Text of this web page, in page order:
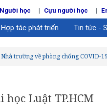
Người học Cựu người học
Hợp tác phát triển Tin tức -
trường về phòng chống COVID-19
Luật TP.HCM